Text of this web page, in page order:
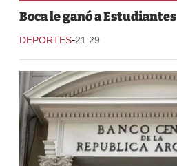
Boca le ganó a Estudiantes
DEPORTES-21:29